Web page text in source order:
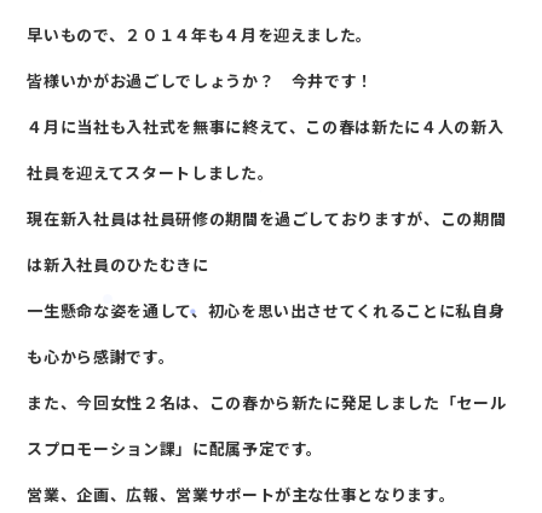
早いもので、２０１４年も４月を迎えました。
皆様いかがお過ごしでしょうか？ 今井です！
４月に当社も入社式を無事に終えて、この春は新たに４人の新入
社員を迎えてスタートしました。
現在新入社員は社員研修の期間を過ごしておりますが、この期間
は新入社員のひたむきに
一生懸命な姿を通して、初心を思い出させてくれることに私自身
も心から感謝です。
また、今回女性２名は、この春から新たに発足しました「セール
スプロモーション課」に配属予定です。
営業、企画、広報、営業サポートが主な仕事となります。